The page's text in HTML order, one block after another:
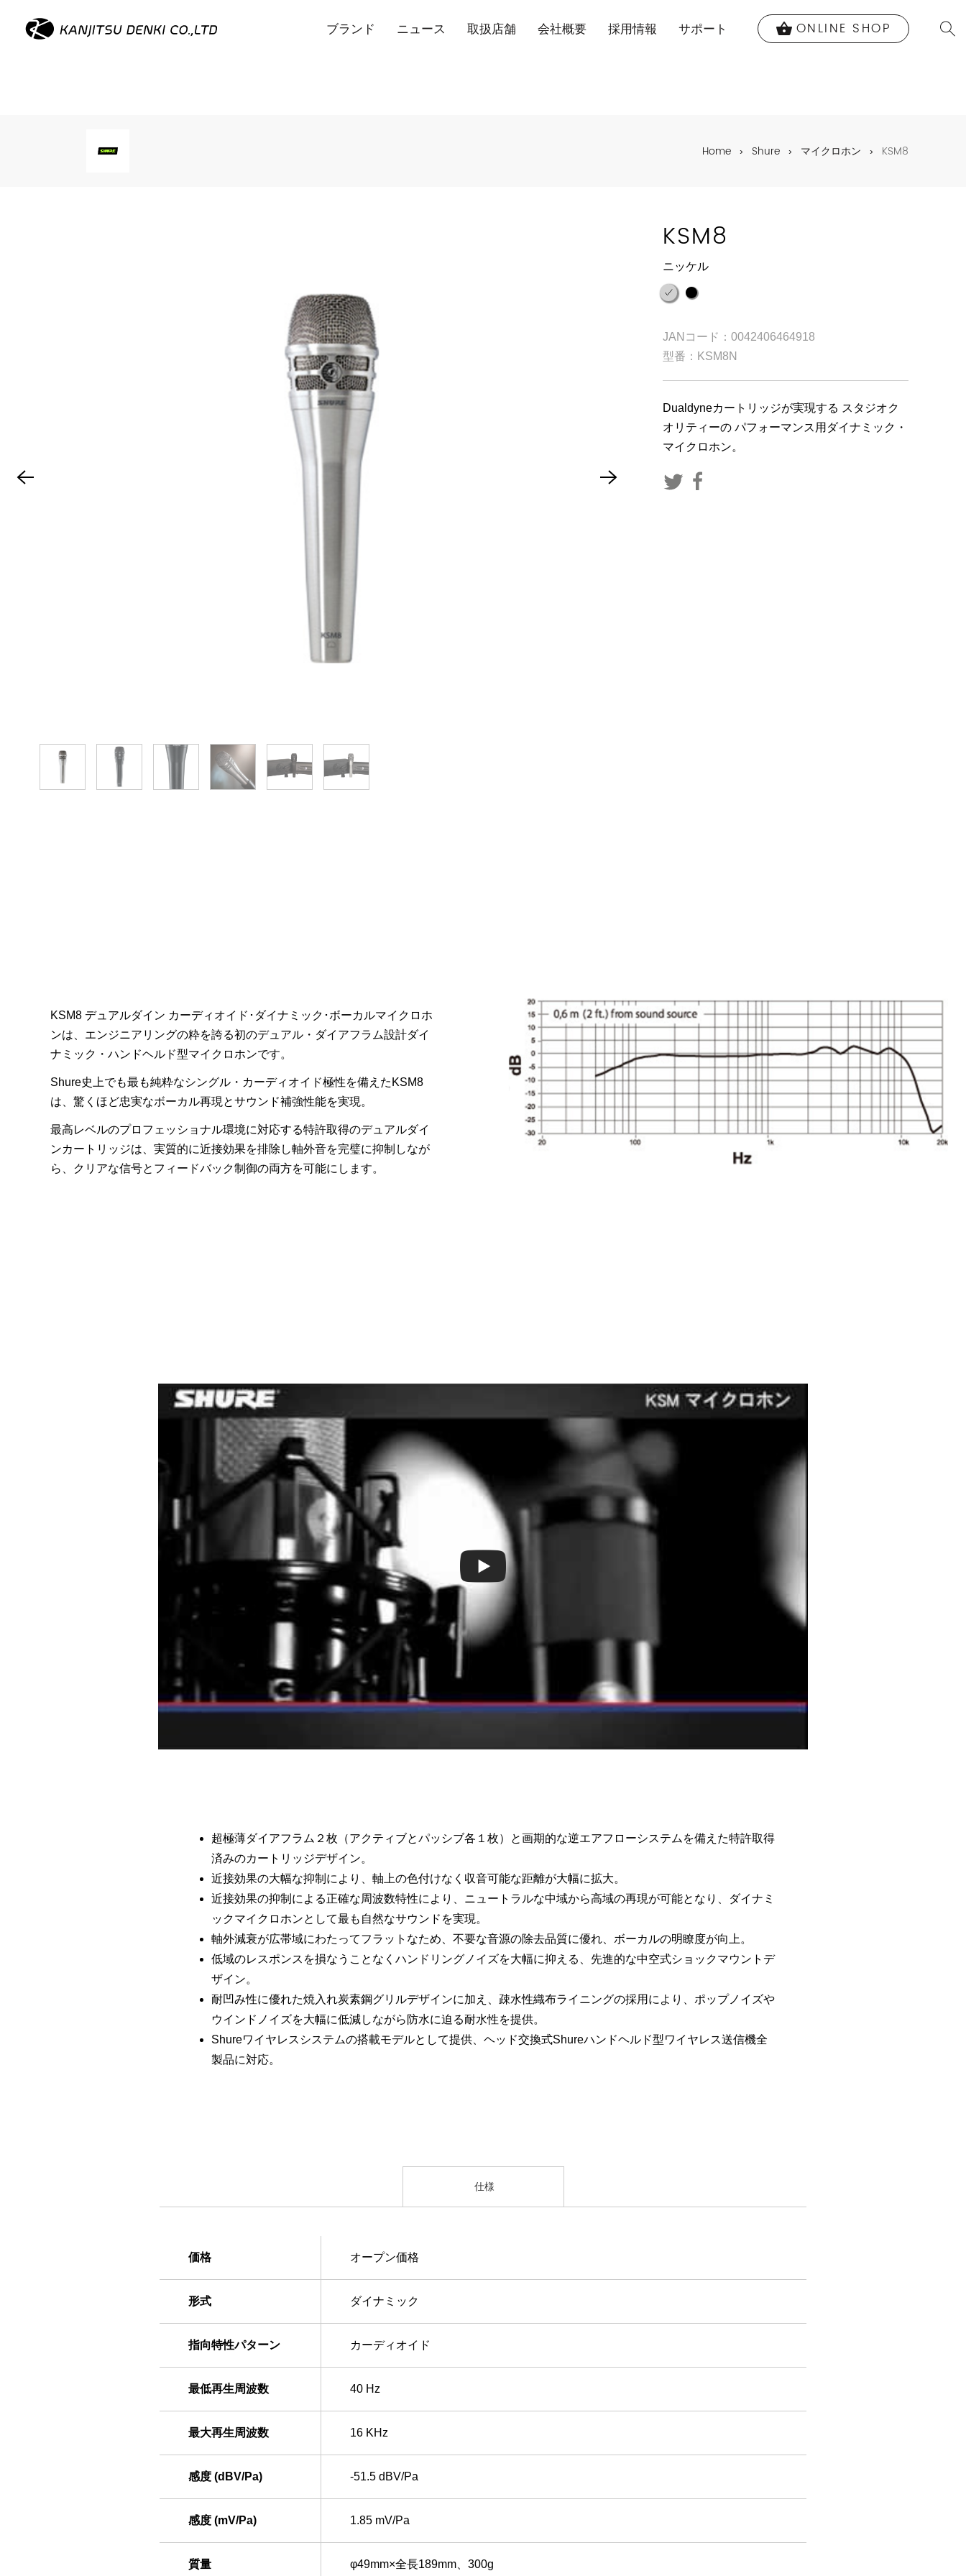
ブランド ニュース 取扱店舗 会社概要 採用情報 サポート shopping_basket ONLINE SHOP
Home Shure マイクロホン KSM8
KSM8
ニッケル
JANコード：0042406464918
型番：KSM8N
Dualdyneカートリッジが実現する スタジオク
オリティーの パフォーマンス用ダイナミック・
マイクロホン。
KSM8 デュアルダイン カーディオイド･ダイナミック･ボーカルマイクロホ
ンは、エンジニアリングの粋を誇る初のデュアル・ダイアフラム設計ダイ
ナミック・ハンドヘルド型マイクロホンです。
Shure史上でも最も純粋なシングル・カーディオイド極性を備えたKSM8
は、驚くほど忠実なボーカル再現とサウンド補強性能を実現。
最高レベルのプロフェッショナル環境に対応する特許取得のデュアルダイ
ンカートリッジは、実質的に近接効果を排除し軸外音を完璧に抑制しなが
ら、クリアな信号とフィードバック制御の両方を可能にします。
超極薄ダイアフラム２枚（アクティブとパッシブ各１枚）と画期的な逆エアフローシステムを備えた特許取得
済みのカートリッジデザイン。
近接効果の大幅な抑制により、軸上の色付けなく収音可能な距離が大幅に拡大。
近接効果の抑制による正確な周波数特性により、ニュートラルな中域から高域の再現が可能となり、ダイナミ
ックマイクロホンとして最も自然なサウンドを実現。
軸外減衰が広帯域にわたってフラットなため、不要な音源の除去品質に優れ、ボーカルの明瞭度が向上。
低域のレスポンスを損なうことなくハンドリングノイズを大幅に抑える、先進的な中空式ショックマウントデ
ザイン。
耐凹み性に優れた焼入れ炭素鋼グリルデザインに加え、疎水性織布ライニングの採用により、ポップノイズや
ウインドノイズを大幅に低減しながら防水に迫る耐水性を提供。
Shureワイヤレスシステムの搭載モデルとして提供、ヘッド交換式Shureハンドヘルド型ワイヤレス送信機全
製品に対応。
仕様
価格 オープン価格
形式 ダイナミック
指向特性パターン カーディオイド
最低再生周波数 40 Hz
最大再生周波数 16 KHz
感度 (dBV/Pa) -51.5 dBV/Pa
感度 (mV/Pa) 1.85 mV/Pa
質量 φ49mm×全長189mm、300g